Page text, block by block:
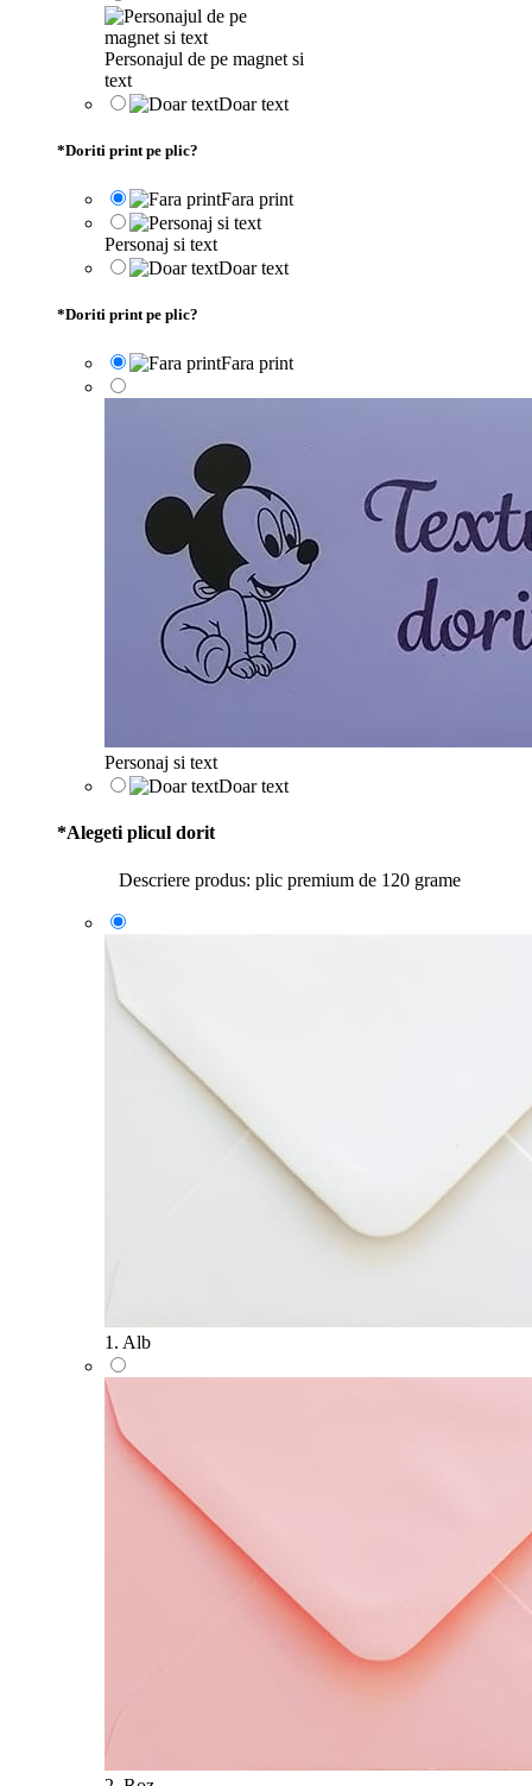
Personajul de pe magnet si
text
Doar text
*Doriti print pe plic?
Fara print
Personaj si text
Doar text
*Doriti print pe plic?
Fara print
Personaj si text
Doar text
*Alegeti plicul dorit
Descriere produs: plic premium de 120 grame
1. Alb